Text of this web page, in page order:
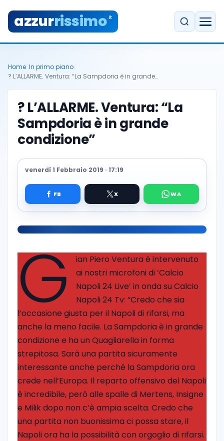
azzurrissimo.it
Home In primo piano
? L’ALLARME. Ventura: “La Sampdoria è in grande…
? L’ALLARME. Ventura: “La
Sampdoria è in grande
condizione”
venerdì 1 Febbraio 2019 · 17:19
G ian Piero Ventura è intervenuto
ai nostri microfoni di ‘Calcio
Napoli 24 Live’ in onda su Calcio
Napoli 24 Tv: “Credo che sia
l’occasione giusta per il Napoli di rifarsi, ma
anche la meno facile. La Sampdoria è in grande
condizione e ha un Quagliarella in forma
strepitosa. Sarà una partita sicuramente
interessante anche perché la Sampdoria ora
crede nell’Europa. Il reparto offensivo del Napoli
è incredibile, però alle spalle di Mertens, Insigne
e Milik dopo non c’è ampia scelta. Credo che
una partita non buonissima ci possa stare, il
Napoli ora ha la possibilità con orgoglio di rifarsi.